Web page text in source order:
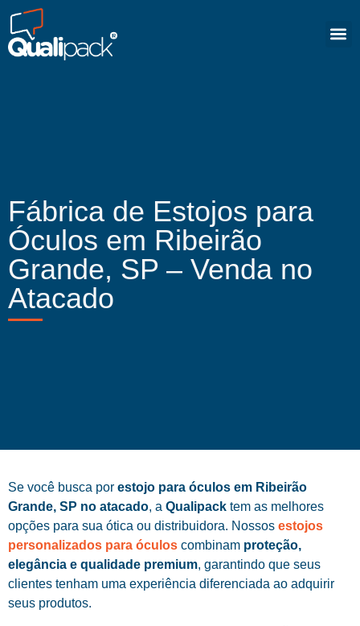
Fábrica de Estojos para
Óculos em Ribeirão
Grande, SP – Venda no
Atacado
Se você busca por estojo para óculos em Ribeirão
Grande, SP no atacado, a Qualipack tem as melhores
opções para sua ótica ou distribuidora. Nossos estojos
personalizados para óculos combinam proteção,
elegância e qualidade premium, garantindo que seus
clientes tenham uma experiência diferenciada ao adquirir
seus produtos.